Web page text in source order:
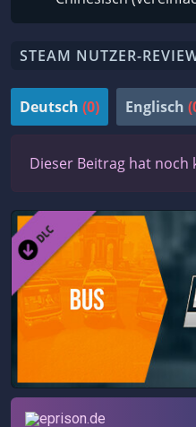
STEAM NUTZER-
Deutsch (0) Englisch
Dieser Beitrag hat noch